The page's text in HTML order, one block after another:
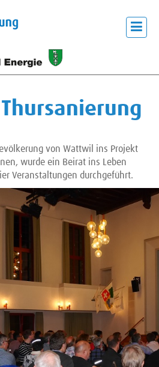
von Wattwil ins Projekt
wurde ein Beirat ins Leben
Veranstaltungen durchgeführt.